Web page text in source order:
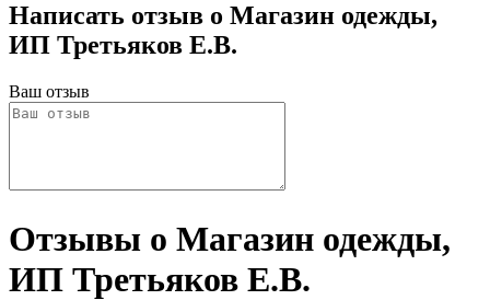
Написать отзыв о Магазин одежды,
ИП Третьяков Е.В.
Ваш отзыв
Отзывы о Магазин одежды,
ИП Третьяков Е.В.